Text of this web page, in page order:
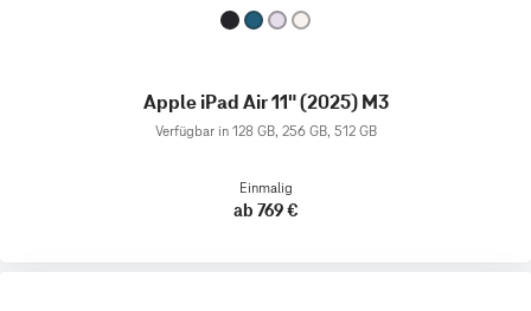
Apple iPad Air 11" (2025) M3
Verfügbar in 128 GB, 256 GB, 512 GB
Einmalig
ab 769 €